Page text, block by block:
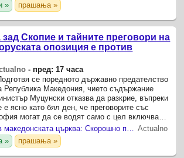
» прашања »
зад Скопие и тайните преговори на
опозиция е против
- пред: 17 часа
се поредното държавно предателство
Република Македония, чието съдържание
Муцунски отказва да разкрие, въпреки
е ясно като бял ден, че преговорите със
могат да се водят само с цел включване
българите в Конституцията на РепубликаActualno
» прашања »